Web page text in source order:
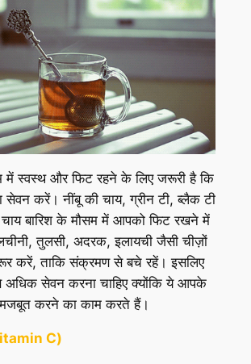
में स्वस्थ और फिट रहने के लिए जरूरी है कि
सेवन करें। नींबू की चाय, ग्रीन टी, ब्लैक टी
बारिश के मौसम में आपको फिट रखने में
तुलसी, अदरक, इलायची जैसी चीज़ों
करें, ताकि संक्रमण से बचे रहें। इसलिए
सेवन करना चाहिए क्योंकि ये आपके
करने का काम करते हैं।
C)